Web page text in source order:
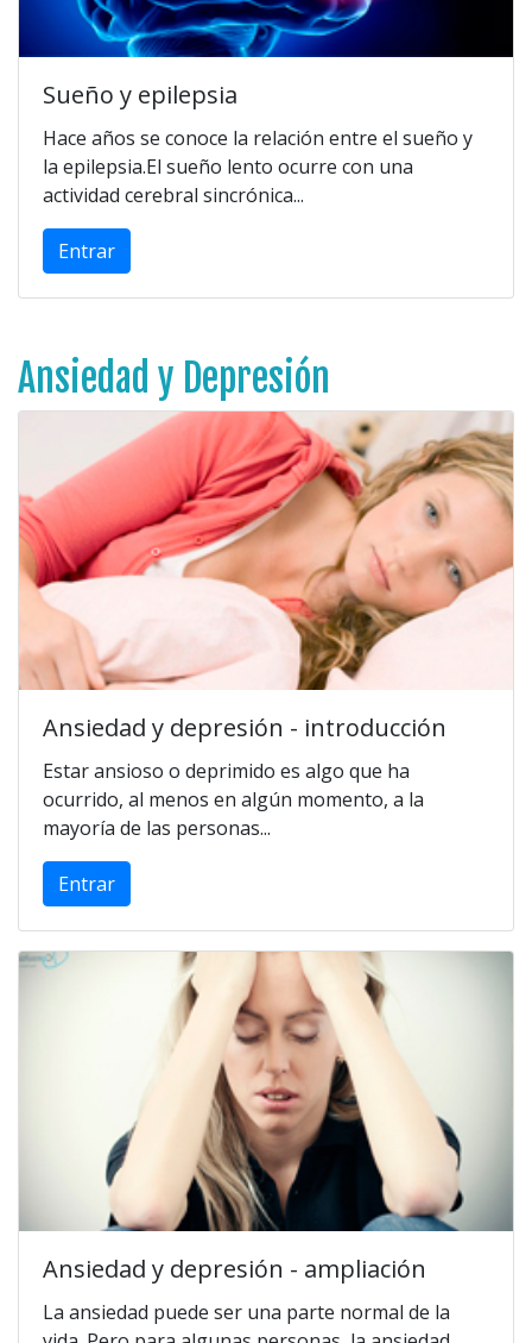
Sueño y epilepsia
Hace años se conoce la relación entre el sueño y
la epilepsia.El sueño lento ocurre con una
actividad cerebral sincrónica...
Entrar
Ansiedad y Depresión
Ansiedad y depresión - introducción
Estar ansioso o deprimido es algo que ha
ocurrido, al menos en algún momento, a la
mayoría de las personas...
Entrar
Ansiedad y depresión - ampliación
La ansiedad puede ser una parte normal de la